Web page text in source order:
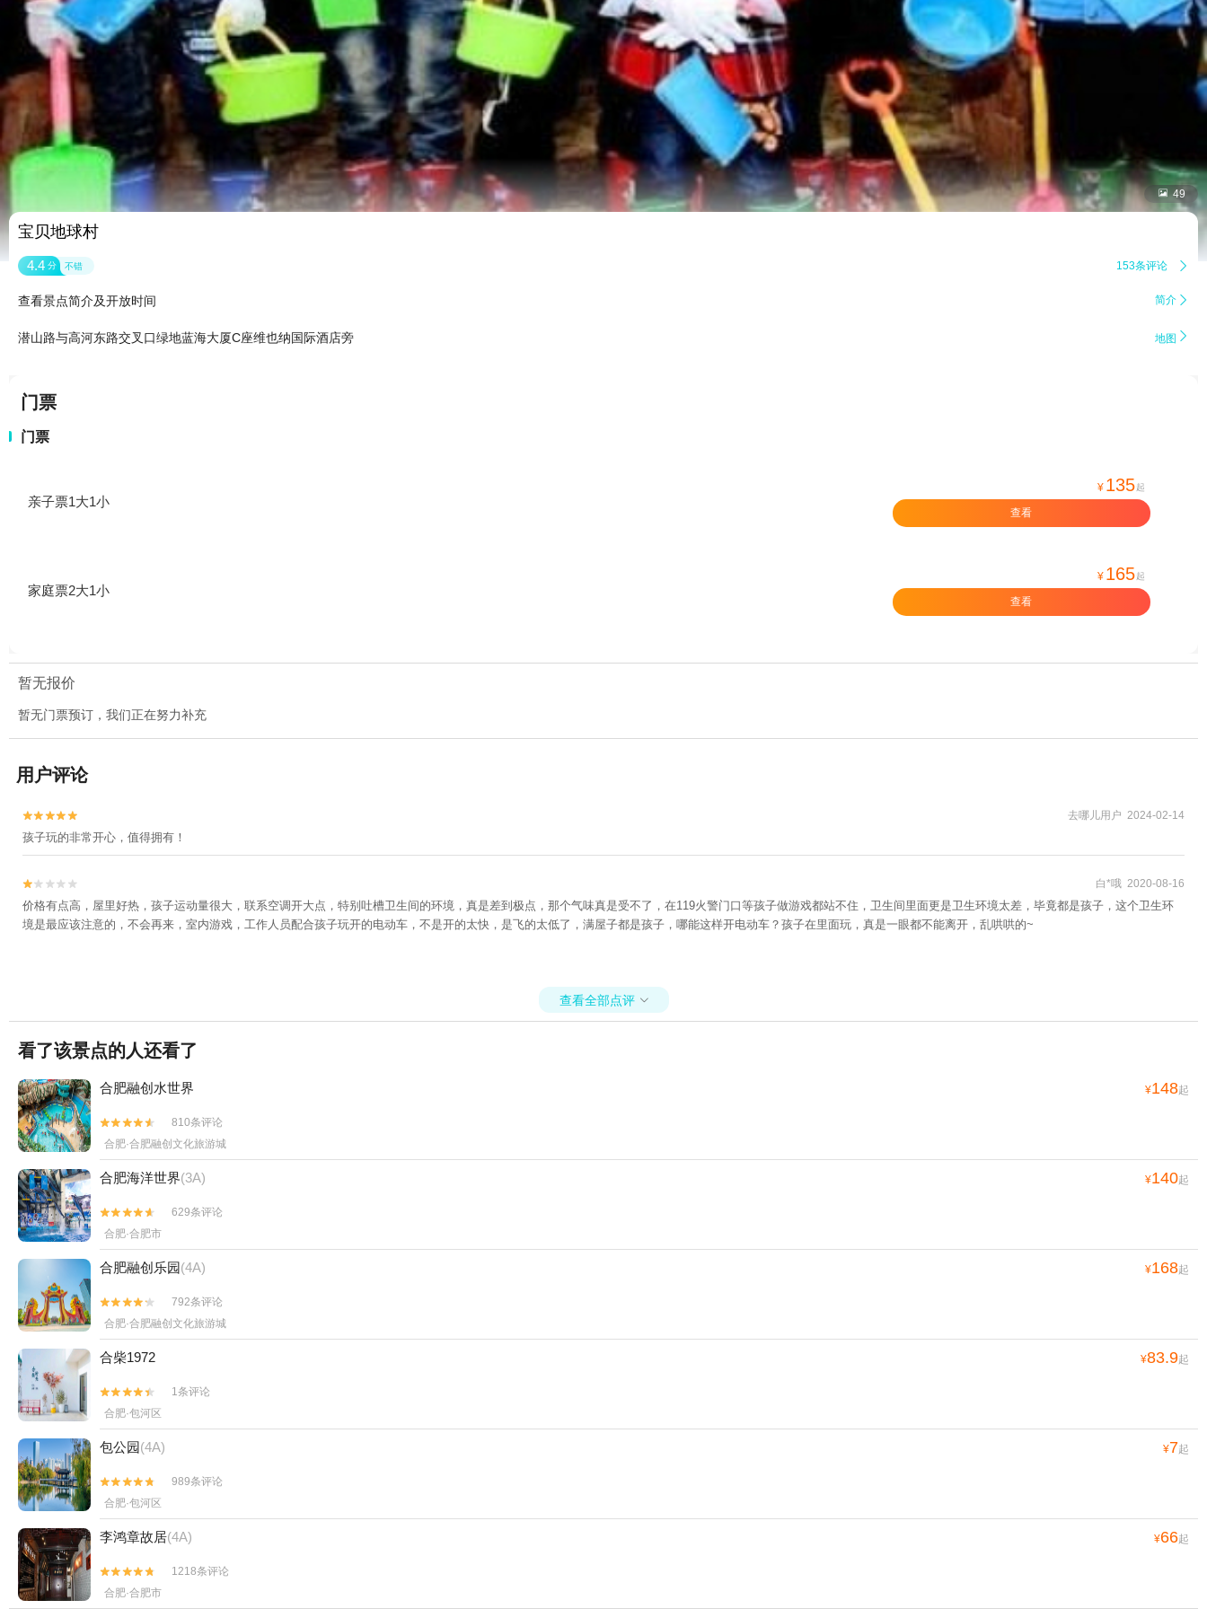
 49
宝贝地球村
4.4 分 不错 153条评论 
查看景点简介及开放时间 简介 
潜山路与高河东路交叉口绿地蓝海大厦C座维也纳国际酒店旁 地图 
门票
门票
亲子票1大1小
¥ 135 起
查看
家庭票2大1小
¥ 165 起
查看
暂无报价
暂无门票预订，我们正在努力补充
用户评论

 去哪儿用户 2024-02-14
孩子玩的非常开心，值得拥有！

 白*哦 2020-08-16
价格有点高，屋里好热，孩子运动量很大，联系空调开大点，特别吐槽卫生间的环境，真是差到极点，那个气味真是受不了，在119火警门口等孩子做游戏都站不住，卫生间里面更是卫生环境太差，毕竟都是孩子，这个卫生环
境是最应该注意的，不会再来，室内游戏，工作人员配合孩子玩开的电动车，不是开的太快，是飞的太低了，满屋子都是孩子，哪能这样开电动车？孩子在里面玩，真是一眼都不能离开，乱哄哄的~
查看全部点评 
看了该景点的人还看了
合肥融创水世界 ¥148起


810条评论
合肥·合肥融创文化旅游城
合肥海洋世界(3A) ¥140起


629条评论
合肥·合肥市
合肥融创乐园(4A) ¥168起


792条评论
合肥·合肥融创文化旅游城
合柴1972 ¥83.9起


1条评论
合肥·包河区
包公园(4A) ¥7起


989条评论
合肥·包河区
李鸿章故居(4A) ¥66起


1218条评论
合肥·合肥市